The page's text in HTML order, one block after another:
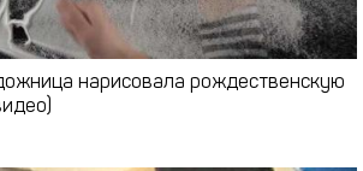
нарисовала рождественскую